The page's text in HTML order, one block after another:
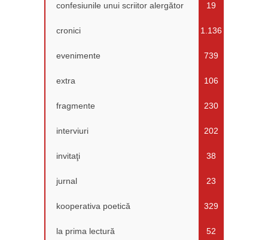
confesiunile unui scriitor alergător 19
cronici 1.136
evenimente 739
extra 106
fragmente 230
interviuri 202
invitaţi 38
jurnal 23
kooperativa poetică 329
la prima lectură 52